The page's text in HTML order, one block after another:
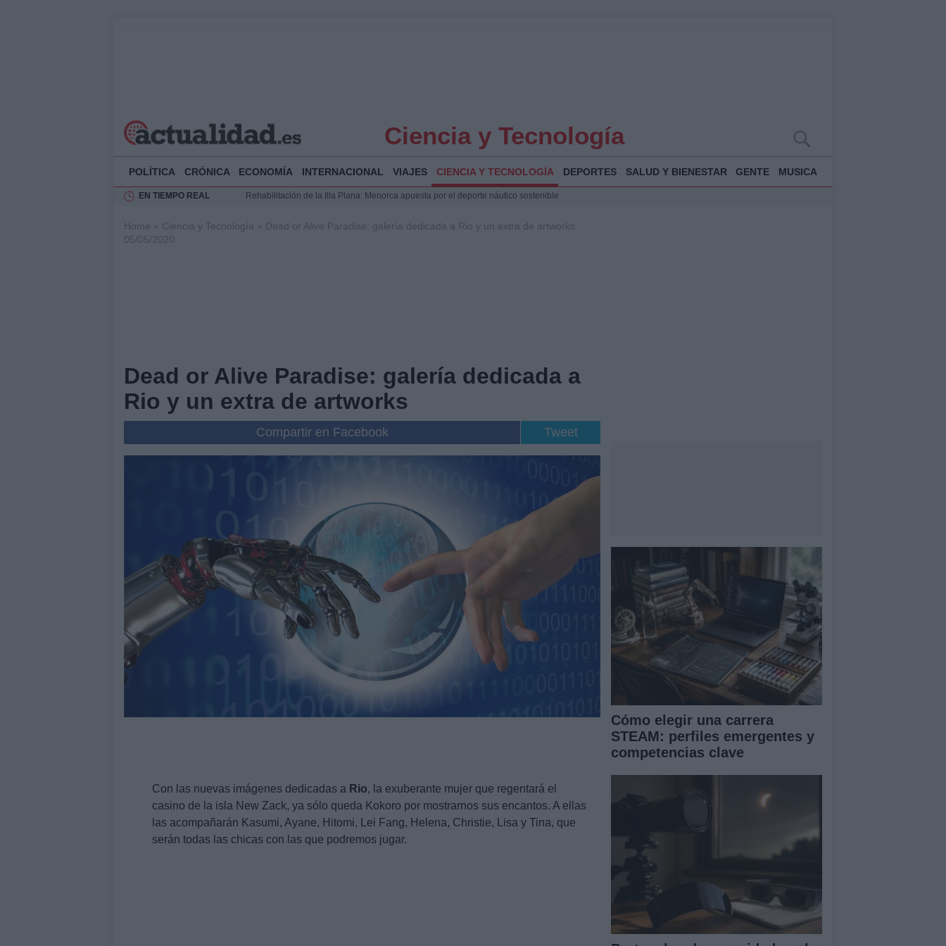
Ciencia y Tecnología
POLÍTICA CRÓNICA ECONOMÍA INTERNACIONAL VIAJES CIENCIA Y TECNOLOGÍA DEPORTES SALUD Y BIENESTAR GENTE MUSICA
EN TIEMPO REAL
Rehabilitación de la Illa Plana: Menorca apuesta por el deporte náutico sostenible
La compra del ático de Chamberí por 6,3 millones: detalles y controversias
Home » Ciencia y Tecnología » Dead or Alive Paradise: galería dedicada a Rio y un extra de artworks
05/05/2020
Dead or Alive Paradise: galería dedicada a
Rio y un extra de artworks
Compartir en Facebook Tweet
Con las nuevas imágenes dedicadas a Rio, la exuberante mujer que regentará el
casino de la isla New Zack, ya sólo queda Kokoro por mostrarnos sus encantos. A ellas
las acompañarán Kasumi, Ayane, Hitomi, Lei Fang, Helena, Christie, Lisa y Tina, que
serán todas las chicas con las que podremos jugar.
Cómo elegir una carrera
STEAM: perfiles emergentes y
competencias clave